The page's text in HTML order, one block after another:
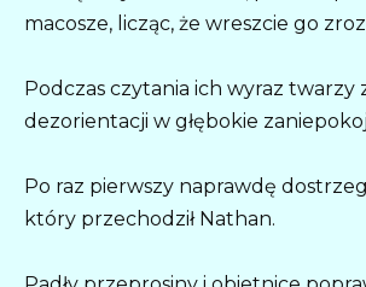
macosze, licząc, że wreszcie go
Podczas czytania ich wyraz twarzy
dezorientacji w głębokie
Po raz pierwszy naprawdę
który przechodził Nathan.